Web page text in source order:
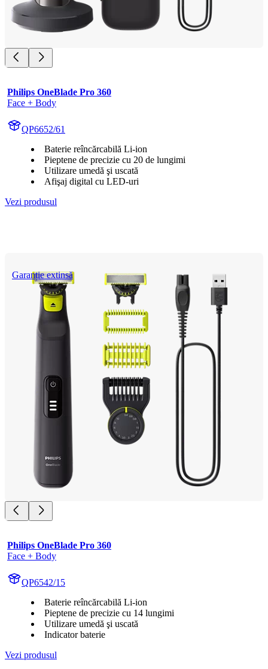
Philips OneBlade Pro 360
Face + Body
QP6652/61
Baterie reîncărcabilă Li-ion
Pieptene de precizie cu 20 de lungimi
Utilizare umedă şi uscată
Afişaj digital cu LED-uri
Vezi produsul
Garanție extinsă
Philips OneBlade Pro 360
Face + Body
QP6542/15
Baterie reîncărcabilă Li-ion
Pieptene de precizie cu 14 lungimi
Utilizare umedă şi uscată
Indicator baterie
Vezi produsul